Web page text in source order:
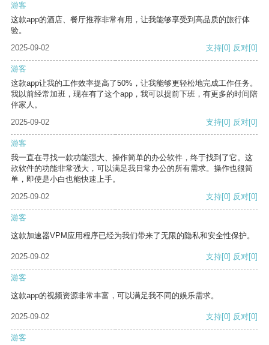
游客
这款app的酒店、餐厅推荐非常有用，让我能够享受到高品质的旅行体
验。
2025-09-02
支持[0] 反对[0]
游客
这款app让我的工作效率提高了50%，让我能够更轻松地完成工作任务。
我以前经常加班，现在有了这个app，我可以提前下班，有更多的时间陪
伴家人。
2025-09-02
支持[0] 反对[0]
游客
我一直在寻找一款功能强大、操作简单的办公软件，终于找到了它。这
款软件的功能非常强大，可以满足我日常办公的所有需求。操作也很简
单，即使是小白也能快速上手。
2025-09-02
支持[0] 反对[0]
游客
这款加速器VPM应用程序已经为我们带来了无限的隐私和安全性保护。
2025-09-02 支持[0] 反对[0]
游客
这款app的视频资源非常丰富，可以满足我不同的娱乐需求。
2025-09-02 支持[0] 反对[0]
游客